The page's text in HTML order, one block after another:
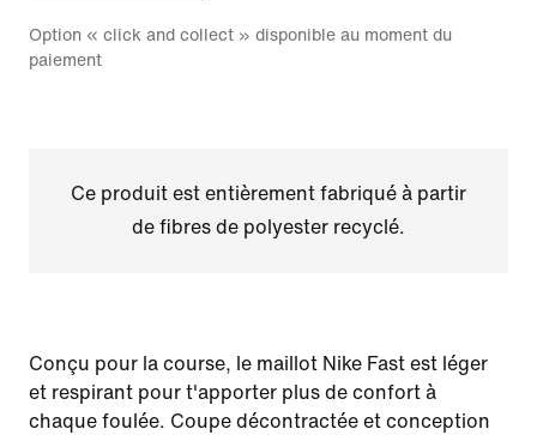
Option « click and collect » disponible au moment du
paiement
Ce produit est entièrement fabriqué à partir
de fibres de polyester recyclé.
Conçu pour la course, le maillot Nike Fast est léger
et respirant pour t'apporter plus de confort à
chaque foulée. Coupe décontractée et conception